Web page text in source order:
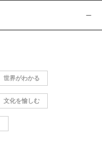
世界がわかる
文化を愉しむ